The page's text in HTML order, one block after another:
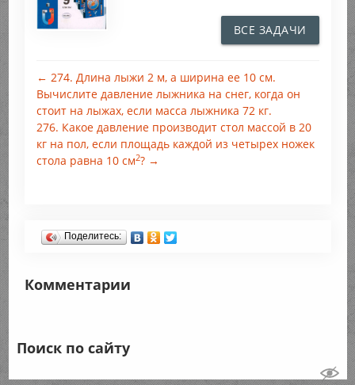
ВСЕ ЗАДАЧИ
← 274. Длина лыжи 2 м, а ширина ее 10 см.
Вычислите давление лыжника на снег, когда он
стоит на лыжах, если масса лыжника 72 кг.
276. Какое давление производит стол массой в 20
кг на пол, если площадь каждой из четырех ножек
стола равна 10 см2? →
Поделитесь:
Комментарии
Поиск по сайту